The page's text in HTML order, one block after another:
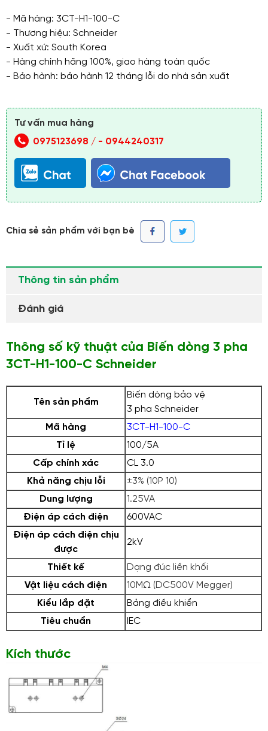
- Mã hàng: 3CT-H1-100-C
- Thương hiệu: Schneider
- Xuất xứ: South Korea
- Hàng chính hãng 100%, giao hàng toàn quốc
- Bảo hành: bảo hành 12 tháng lỗi do nhà sản xuất
Tư vấn mua hàng
0975123698 / - 0944240317
Chia sẻ sản phẩm với bạn bè
Thông tin sản phẩm
Đánh giá
Thông số kỹ thuật của Biến dòng 3 pha
3CT-H1-100-C Schneider
Tên sản phẩm
Biến dòng bảo vệ
3 pha Schneider
Mã hàng
3CT-H1-100-C
Tỉ lệ
100/5A
Cấp chính xác
CL 3.0
Khả năng chịu lỗi
±3% (10P 10)
Dung lượng
1.25VA
Điện áp cách điện
600VAC
Điện áp cách điện chịu
được
2kV
Thiết kế
Dạng đúc liền khối
Vật liệu cách điện
10MΩ (DC500V Megger)
Kiểu lắp đặt
Bảng điều khiển
Tiêu chuẩn
IEC
Kích thước